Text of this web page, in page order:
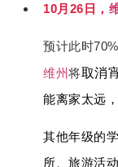
10月26日，
预计此时
维州将取消
能离家太远
其他年级的
所、旅游活